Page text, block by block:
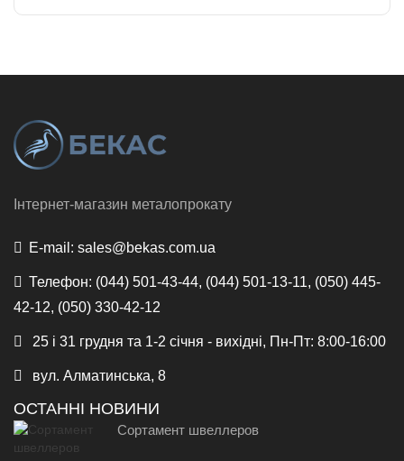
Інтернет-магазин металопрокату
E-mail: sales@bekas.com.ua
Телефон: (044) 501-43-44, (044) 501-13-11, (050) 445-
42-12, (050) 330-42-12
25 і 31 грудня та 1-2 січня - вихідні, Пн-Пт: 8:00-16:00
вул. Алматинська, 8
ОСТАННІ НОВИНИ
Сортамент швеллеров